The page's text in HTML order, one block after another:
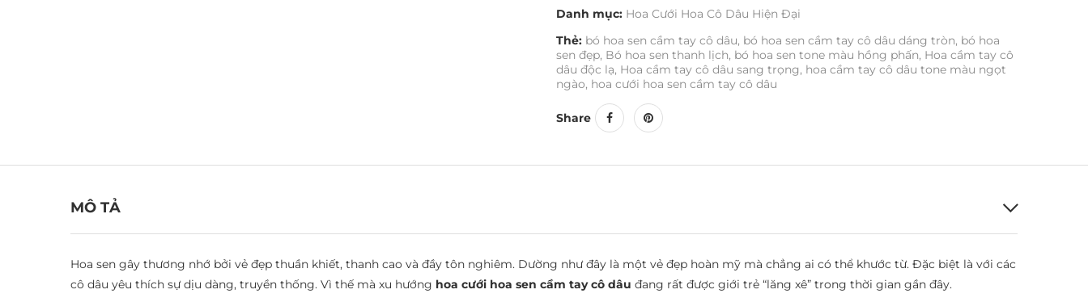
Danh mục: Hoa Cưới Hoa Cô Dâu Hiện Đại
Thẻ: bó hoa sen cầm tay cô dâu, bó hoa sen cầm tay cô dâu dáng tròn, bó hoa
sen đẹp, Bó hoa sen thanh lịch, bó hoa sen tone màu hồng phấn, Hoa cầm tay cô
dâu độc lạ, Hoa cầm tay cô dâu sang trọng, hoa cầm tay cô dâu tone màu ngọt
ngào, hoa cưới hoa sen cầm tay cô dâu
Share
MÔ TẢ
Hoa sen gây thương nhớ bởi vẻ đẹp thuần khiết, thanh cao và đầy tôn nghiêm. Dường như đây là một vẻ đẹp hoàn mỹ mà chẳng ai có thể khước từ. Đặc biệt là với các
cô dâu yêu thích sự dịu dàng, truyền thống. Vì thế mà xu hướng hoa cưới hoa sen cầm tay cô dâu đang rất được giới trẻ “lăng xê” trong thời gian gần đây.